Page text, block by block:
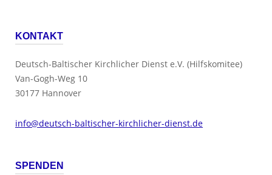
KONTAKT
Deutsch-Baltischer Kirchlicher Dienst e.V. (Hilfskomitee)
Van-Gogh-Weg 10
30177 Hannover
info@deutsch-baltischer-kirchlicher-dienst.de
SPENDEN